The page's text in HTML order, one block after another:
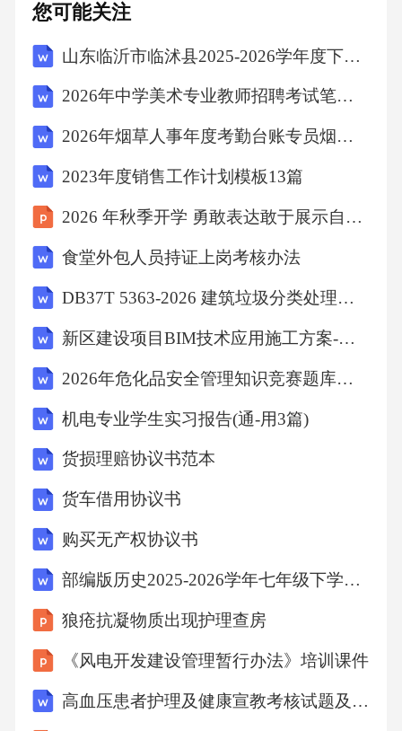
主、综合治理"原则，确保制度的合规性、科学
性和可操作性。核心制度框架搭建构建以安全
生产责任制为核心，涵盖安全风险分级管控、
隐患排查治理、安全教育培训、应急管理、特
种设备安全、职业健康管理等关键领域的制度
体系。制度修订与动态优化定期评估制度适用
管理实践，及时修订完善，消除过时规定，确
保制度持续有效，如2025年需结合最新《安全
生产法》修订内容进行调整。制度宣贯与执行
监督组织开展制度培训，确保全员知晓并理
促各部门严格执行制度，对违规行为进行纠正
和处理，保障制度落地见效。制度执行监督与
优化流程建立动态监督机制依据国家及总公司
度、安全技术规程及措施计划的执行情况进行
常态化监督检查，确保制度落地。隐患排查与
整改闭环管理组织安全大检查，对查出的隐患
制定防范措施，明确整改责任部门、责任人及
成“排查-整改-验证”闭环。定期制度适用性评估
结合企业发展实际与最新法规要求，定期评估
您可能关注
山东临沂市临沭县2025-2026学年度下学期期末学业水平测试六年级语文（文字版含答案）
2026年中学美术专业教师招聘考试笔试试题（含答案）
2026年烟草人事年度考勤台账专员烟草公司招聘考试笔试试题（含答案）
2023年度销售工作计划模板13篇
2026 年秋季开学 勇敢表达敢于展示自我风采
食堂外包人员持证上岗考核办法
DB37T 5363-2026 建筑垃圾分类处理技术标准
新区建设项目BIM技术应用施工方案-施工技术方案
2026年危化品安全管理知识竞赛题库及答案
机电专业学生实习报告(通-用3篇)
货损理赔协议书范本
货车借用协议书
购买无产权协议书
部编版历史2025-2026学年七年级下学期期末调研卷（八）（含答案）
狼疮抗凝物质出现护理查房
《风电开发建设管理暂行办法》培训课件
高血压患者护理及健康宣教考核试题及答案解析